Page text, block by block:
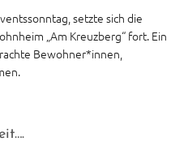
setzte sich die
„Am Kreuzberg“ fort. Ein
Bewohner*innen,